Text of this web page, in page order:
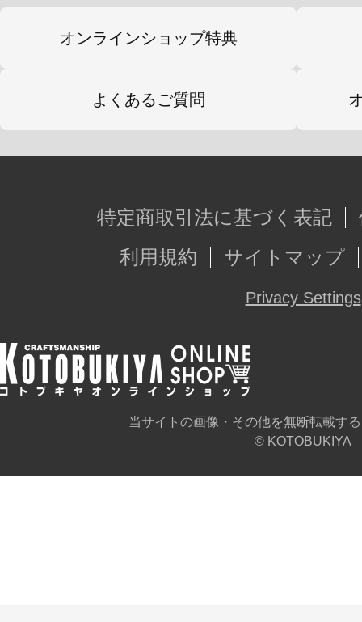
オンラインショップ特典
よくあるご質問
特定商取引法に基づく表記
利用規約
サイトマップ
Privacy Settings
当サイトの画像・その他を無断転載す
© KOTOBUKIYA